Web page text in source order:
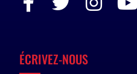
ÉCRIVEZ-NOUS